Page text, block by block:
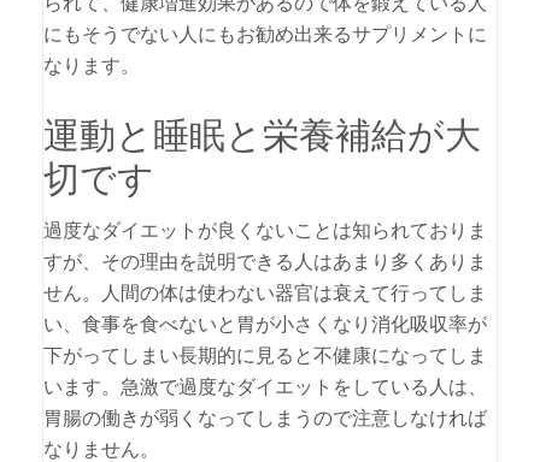
にもそうでない人にもお勧め出来るサプリメントに
なります。
運動と睡眠と栄養補給が大
切です
過度なダイエットが良くないことは知られておりま
すが、その理由を説明できる人はあまり多くありま
せん。人間の体は使わない器官は衰えて行ってしま
い、食事を食べないと胃が小さくなり消化吸収率が
下がってしまい長期的に見ると不健康になってしま
います。急激で過度なダイエットをしている人は、
胃腸の働きが弱くなってしまうので注意しなければ
なりません。